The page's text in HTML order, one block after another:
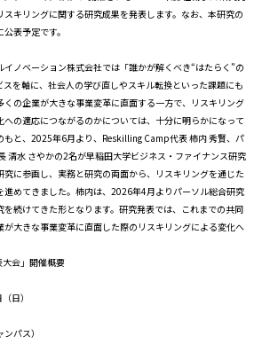
キリングに関する研究成果を発表します。なお、本研究の
表予定です。
ノベーション株式会社では「誰かが解くべき“はたらく”の
を軸に、社会人の学び直しやスキル転換といった課題にも
くの企業が大きな事業変革に直面する一方で、リスキリング
の適応につながるのかについては、十分に明らかになって
もと、2025年6月より、Reskilling Camp代表 柿内 秀賢、パ
清水 さやかの2名が早稲田大学ビジネス・ファイナンス研究
に参画し、実務と研究の両面から、リスキリングを通じた
進めてきました。柿内は、2026年4月よりパーソル総合研究
続けてきた形となります。研究発表では、これまでの共同
大きな事業変革に直面した際のリスキリングによる変化へ
大会」開催概要
日）
パス）